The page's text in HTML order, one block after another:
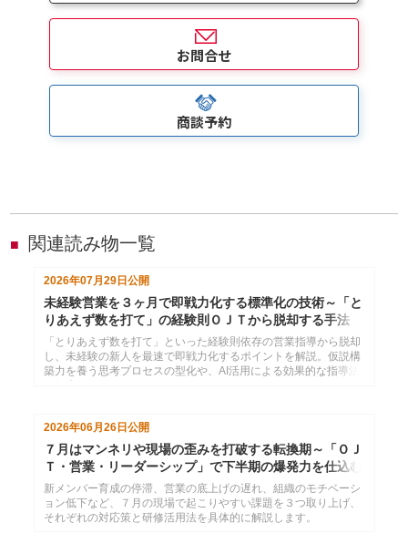
お問合せ
商談予約
■ 関連読み物一覧
2026年07月29日 公開
未経験営業を３ヶ月で即戦力化する標準化の技術～「と
りあえず数を打て」の経験則ＯＪＴから脱却する手法
「とりあえず数を打て」といった経験則依存の営業指導から脱却
し、未経験の新人を最速で即戦力化するポイントを解説。仮説構
築力を養う思考プロセスの型化や、AI活用による効果的な指導法
2026年06月26日公開
７月はマンネリや現場の歪みを打破する転換期～「ＯＪ
Ｔ・営業・リーダーシップ」で下半期の爆発力を仕込む
新メンバー育成の停滞、営業の底上げの遅れ、組織のモチベーシ
ョン低下など、７月の現場で起こりやすい課題を３つ取り上げ、
それぞれの対応策と研修活用法を具体的に解説します。